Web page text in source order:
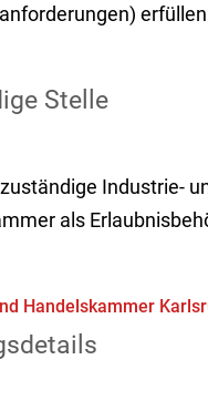
Stelle
Industrie-
als
Handelskammer